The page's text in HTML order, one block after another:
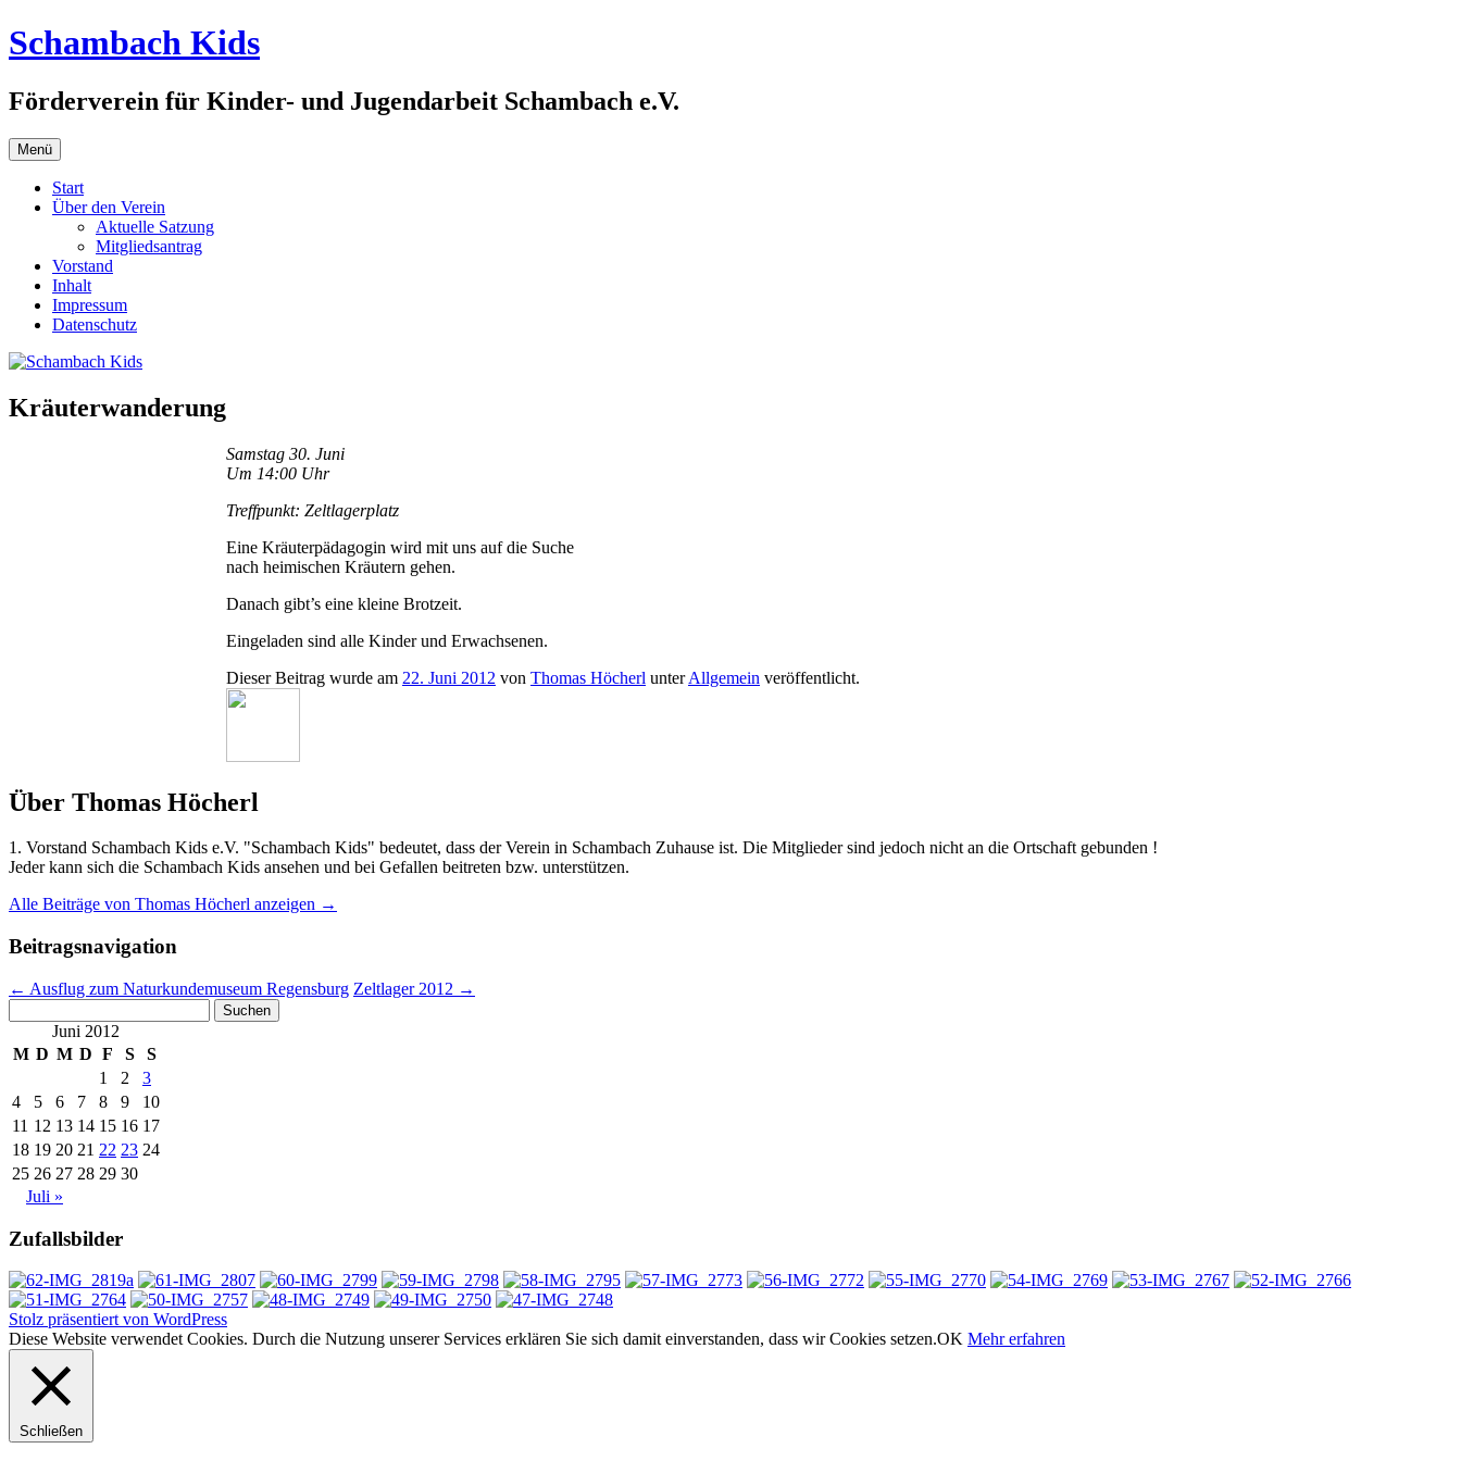
Zum
Inhalt
Schambach Kids
Förderverein für Kinder- und Jugendarbeit Schambach e.V.
Menü
Start
Über den Verein
Aktuelle Satzung
Mitgliedsantrag
Vorstand
Inhalt
Impressum
Datenschutz
Kräuterwanderung
Samstag 30. Juni
Um 14:00 Uhr
Treffpunkt: Zeltlagerplatz
Eine Kräuterpädagogin wird mit uns auf die Suche
nach heimischen Kräutern gehen.
Danach gibt’s eine kleine Brotzeit.
Eingeladen sind alle Kinder und Erwachsenen.
Dieser Beitrag wurde am 22. Juni 2012 von Thomas Höcherl unterAllgemein veröffentlicht.
Über Thomas Höcherl
1. Vorstand Schambach Kids e.V. "Schambach Kids" bedeutet, dass der Verein in Schambach Zuhause ist. Die Mitglieder sind jedoch nicht an die Ortschaft gebunden !
Jeder kann sich die Schambach Kids ansehen und bei Gefallen beitreten bzw. unterstützen.
Alle Beiträge von Thomas Höcherl anzeigen →
Beitragsnavigation
← Ausflug zum Naturkundemuseum Regensburg Zeltlager 2012 →
nach: Juni 2012
M D M D F S
S
1
2
3
4
5 6 7 8 9
10
11 12 13 14 15 16 17
18 19 20 21 22 23 24
25 26 27 28 29 30
Juli »
Zufallsbilder
Stolz präsentiert von WordPress
Diese Website verwendet Cookies. Durch die Nutzung unserer Services erklären Sie sich damit einverstanden, dass wir Cookies setzen.OK Mehr erfahren
Schließen